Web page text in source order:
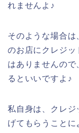
れませんよ♪
そのような場合
のお店にクレジッ
はありませんの
るといいですよ♪
私自身は、クレジ
げてもらうこと